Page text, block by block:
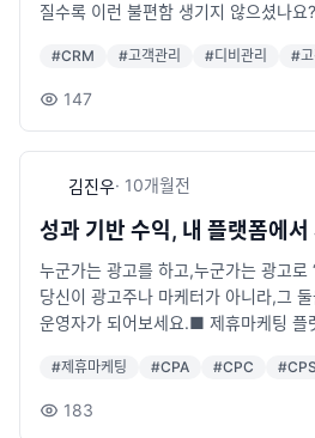
질수록 이런 불편함 생기지 않으셨나요
원 간 실시간 공유가 어렵고상담 이력
이제는 자동화된 CRM 시스템으로고
알림톡 발송 연동 가능샘플페이지 보
m/솔루션 자세히 보기 👉 https://
er.html▶ 문의하기＊전화: 070-
＊채널톡: https://pf.kakao.com/
eye.com
#CRM #고객관리 #디비관리 #
147
김진우· 10개월전
성과 기반 수익, 내 플랫폼에서
누군가는 광고를 하고,누군가는 광고로
당신이 광고주나 마케터가 아니라,그
운영자가 되어보세요.■ 제휴마케팅 플
정산되는 시스템입니다.운영자는 중간
으로 수익화할 수 있습니다.즉, 광고 성
#제휴마케팅 #CPA #CPC #CPS
183